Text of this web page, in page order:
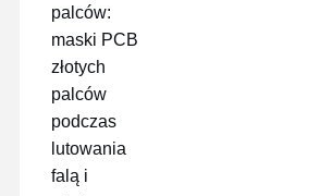
palców:
maski PCB
złotych
palców
podczas
lutowania
falą i